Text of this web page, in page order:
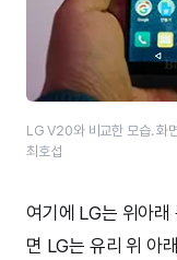
LG V20와 비교한 모습. 화
최호섭
여기에 LG는 위아
면 LG는 유리 위 아